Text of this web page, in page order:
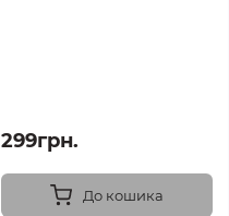
299грн.
До кошика